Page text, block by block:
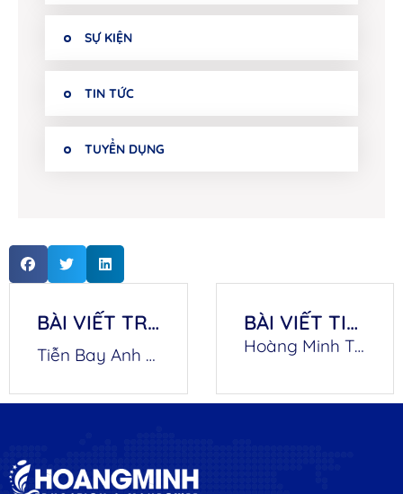
SỰ KIỆN
TIN TỨC
TUYỂN DỤNG
BÀI VIẾT TRƯỚC
Tiễn Bay Anh Trần Kim Phú Xuất Cảnh Sang Úc Theo Diện Visa 482 Ngành Hàn
BÀI VIẾT TIẾP THEO
Hoàng Minh Tiễn Bay Anh Kiều Ngọc Thiện Xuất Cảnh Sang Úc Theo Diện Visa 482 Ngành Đá